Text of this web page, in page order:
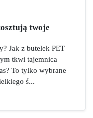
twoje
Jak z butelek PET
tkwi tajemnica
To tylko wybrane
ś...